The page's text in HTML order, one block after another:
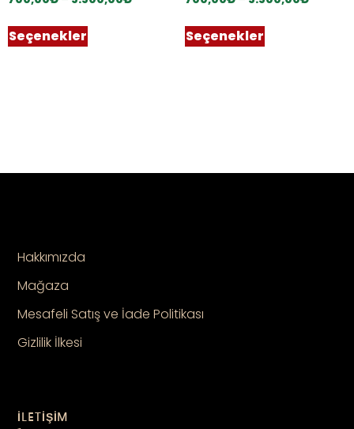
Seçenekler Seçenekler
Hakkımızda
Mağaza
Mesafeli Satış ve İade Politikası
Gizlilik İlkesi
İLETİŞİM